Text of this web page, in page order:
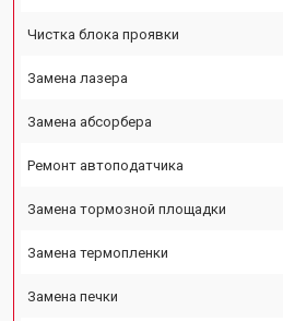
Чистка блока проявки
Замена лазера
Замена абсорбера
Ремонт автоподатчика
Замена тормозной площадки
Замена термопленки
Замена печки